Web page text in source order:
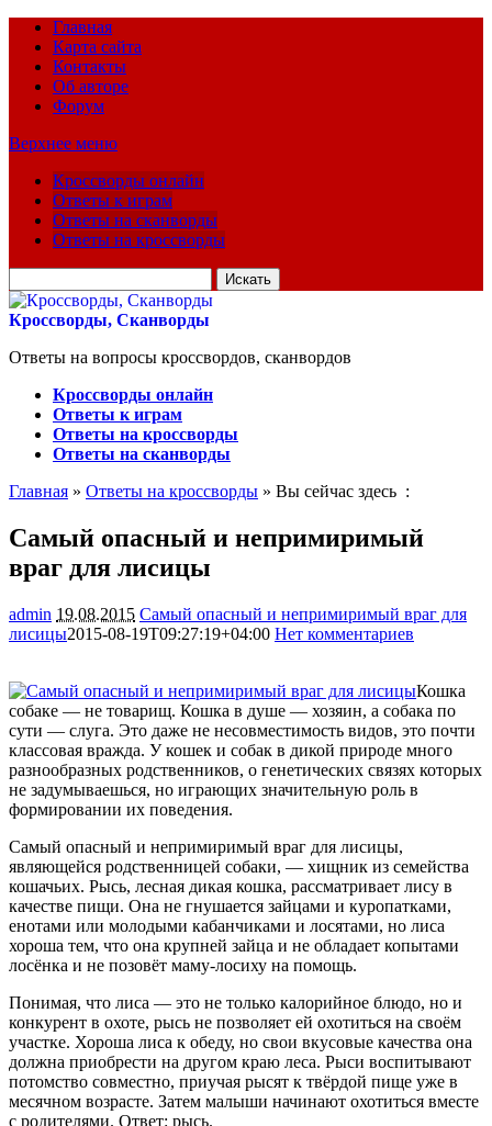
Главная
Карта сайта
Контакты
Об авторе
Форум
Верхнее меню
Кроссворды онлайн
Ответы к играм
Ответы на сканворды
Ответы на кроссворды
для:
Кроссворды, Сканворды
Ответы на вопросы кроссвордов, сканвордов
Кроссворды онлайн
Ответы к играм
Ответы на кроссворды
Ответы на сканворды
Главная » Ответы на кроссворды » Вы сейчас здесь :
Самый опасный и непримиримый
враг для лисицы
admin 19.08.2015 Самый опасный и непримиримый враг для
лисицы2015-08-19T09:27:19+04:00 Нет комментариев
Кошка
собаке — не товарищ. Кошка в душе — хозяин, а собака по
сути — слуга. Это даже не несовместимость видов, это почти
классовая вражда. У кошек и собак в дикой природе много
разнообразных родственников, о генетических связях которых
не задумываешься, но играющих значительную роль в
формировании их поведения.
Самый опасный и непримиримый враг для лисицы,
являющейся родственницей собаки, — хищник из семейства
кошачьих. Рысь, лесная дикая кошка, рассматривает лису в
качестве пищи. Она не гнушается зайцами и куропатками,
енотами или молодыми кабанчиками и лосятами, но лиса
хороша тем, что она крупней зайца и не обладает копытами
лосёнка и не позовёт маму-лосиху на помощь.
Понимая, что лиса — это не только калорийное блюдо, но и
конкурент в охоте, рысь не позволяет ей охотиться на своём
участке. Хороша лиса к обеду, но свои вкусовые качества она
должна приобрести на другом краю леса. Рыси воспитывают
потомство совместно, приучая рысят к твёрдой пище уже в
месячном возрасте. Затем малыши начинают охотиться вместе
с родителями. Ответ: рысь.